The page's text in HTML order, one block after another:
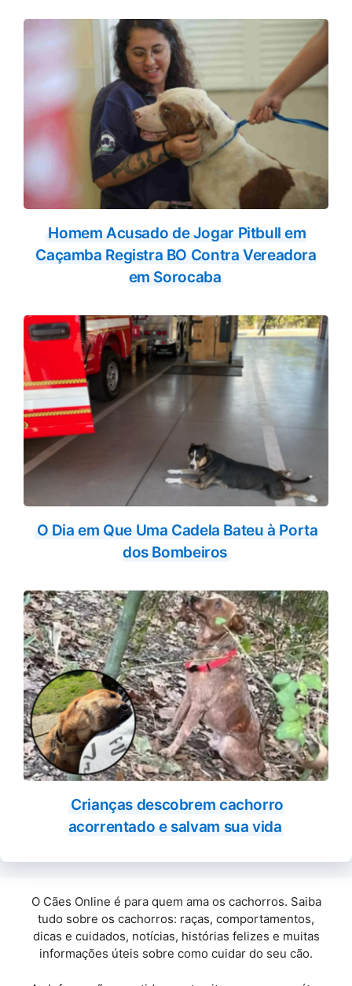
Homem Acusado de Jogar Pitbull em
Caçamba Registra BO Contra Vereadora
em Sorocaba
O Dia em Que Uma Cadela Bateu à Porta
dos Bombeiros
Crianças descobrem cachorro
acorrentado e salvam sua vida
O Cães Online é para quem ama os cachorros. Saiba
tudo sobre os cachorros: raças, comportamentos,
dicas e cuidados, notícias, histórias felizes e muitas
informações úteis sobre como cuidar do seu cão.